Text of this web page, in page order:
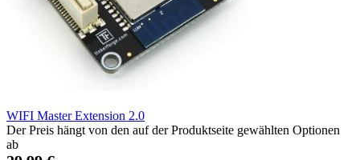
WIFI Master Extension 2.0
Der Preis hängt von den auf der Produktseite gewählten Optionen
ab